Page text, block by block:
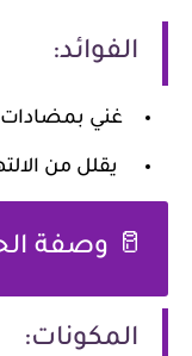
الفوائد:
غني بمضادات
يقلل من
🥛 وصفة
المكونات: